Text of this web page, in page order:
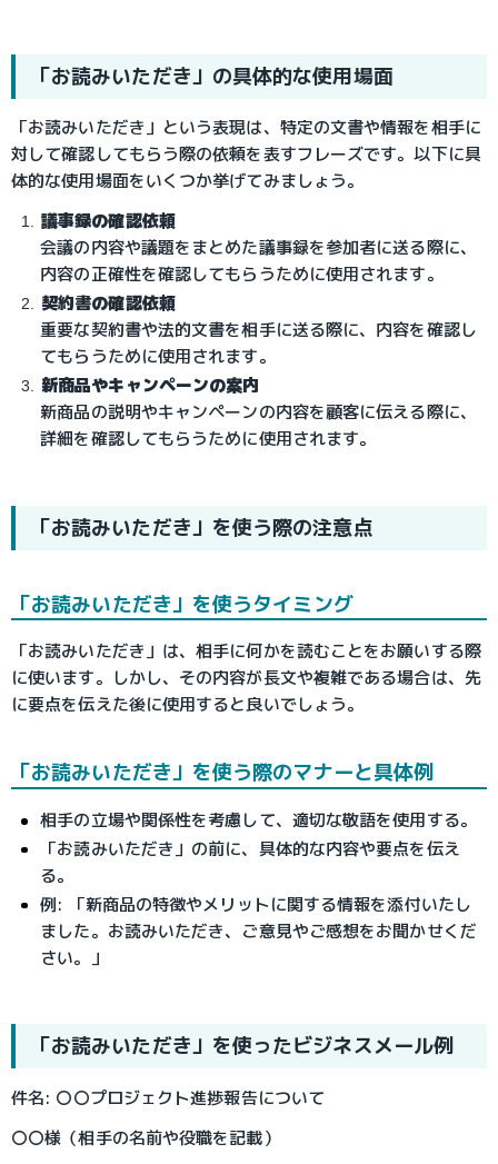
「お読みいただき」の具体的な使用場面
「お読みいただき」という表現は、特定の文書や情報を相手に
対して確認してもらう際の依頼を表すフレーズです。以下に具
体的な使用場面をいくつか挙げてみましょう。
議事録の確認依頼
会議の内容や議題をまとめた議事録を参加者に送る際に、
内容の正確性を確認してもらうために使用されます。
契約書の確認依頼
重要な契約書や法的文書を相手に送る際に、内容を確認し
てもらうために使用されます。
新商品やキャンペーンの案内
新商品の説明やキャンペーンの内容を顧客に伝える際に、
詳細を確認してもらうために使用されます。
「お読みいただき」を使う際の注意点
「お読みいただき」を使うタイミング
「お読みいただき」は、相手に何かを読むことをお願いする際
に使います。しかし、その内容が長文や複雑である場合は、先
に要点を伝えた後に使用すると良いでしょう。
「お読みいただき」を使う際のマナーと具体例
相手の立場や関係性を考慮して、適切な敬語を使用する。
「お読みいただき」の前に、具体的な内容や要点を伝え
る。
例: 「新商品の特徴やメリットに関する情報を添付いたし
ました。お読みいただき、ご意見やご感想をお聞かせくだ
さい。」
「お読みいただき」を使ったビジネスメール例
件名: 〇〇プロジェクト進捗報告について
〇〇様（相手の名前や役職を記載）